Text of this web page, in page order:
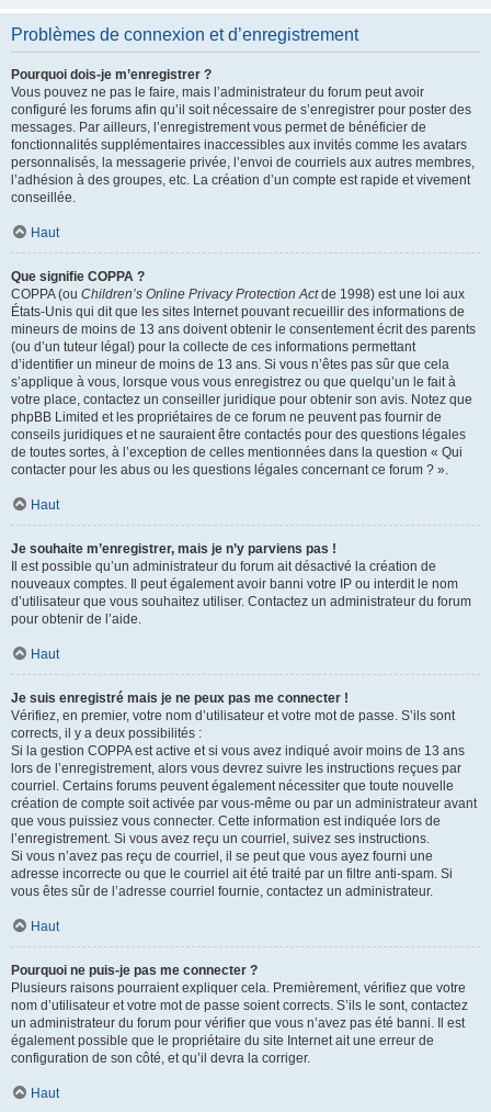
Problèmes de connexion et d’enregistrement
Pourquoi dois-je m’enregistrer ?
Vous pouvez ne pas le faire, mais l’administrateur du forum peut avoir
configuré les forums afin qu’il soit nécessaire de s’enregistrer pour poster des
messages. Par ailleurs, l’enregistrement vous permet de bénéficier de
fonctionnalités supplémentaires inaccessibles aux invités comme les avatars
personnalisés, la messagerie privée, l’envoi de courriels aux autres membres,
l’adhésion à des groupes, etc. La création d’un compte est rapide et vivement
conseillée.
Haut
Que signifie COPPA ?
COPPA (ou Children’s Online Privacy Protection Actde 1998) est une loi aux
États-Unis qui dit que les sites Internet pouvant recueillir des informations de
mineurs de moins de 13 ans doivent obtenir le consentement écrit des parents
(ou d’un tuteur légal) pour la collecte de ces informations permettant
d’identifier un mineur de moins de 13 ans. Si vous n’êtes pas sûr que cela
s’applique à vous, lorsque vous vous enregistrez ou que quelqu’un le fait à
votre place, contactez un conseiller juridique pour obtenir son avis. Notez que
phpBB Limited et les propriétaires de ce forum ne peuvent pas fournir de
conseils juridiques et ne sauraient être contactés pour des questions légales
de toutes sortes, à l’exception de celles mentionnées dans la question « Qui
contacter pour les abus ou les questions légales concernant ce forum ? ».
Haut
Je souhaite m’enregistrer, mais je n’y parviens pas !
Il est possible qu’un administrateur du forum ait désactivé la création de
nouveaux comptes. Il peut également avoir banni votre IP ou interdit le nom
d’utilisateur que vous souhaitez utiliser. Contactez un administrateur du forum
pour obtenir de l’aide.
Haut
Je suis enregistré mais je ne peux pas me connecter !
Vérifiez, en premier, votre nom d’utilisateur et votre mot de passe. S’ils sont
corrects, il y a deux possibilités :
Si la gestion COPPA est active et si vous avez indiqué avoir moins de 13 ans
lors de l’enregistrement, alors vous devrez suivre les instructions reçues par
courriel. Certains forums peuvent également nécessiter que toute nouvelle
création de compte soit activée par vous-même ou par un administrateur avant
que vous puissiez vous connecter. Cette information est indiquée lors de
l’enregistrement. Si vous avez reçu un courriel, suivez ses instructions.
Si vous n’avez pas reçu de courriel, il se peut que vous ayez fourni une
adresse incorrecte ou que le courriel ait été traité par un filtre anti-spam. Si
vous êtes sûr de l’adresse courriel fournie, contactez un administrateur.
Haut
Pourquoi ne puis-je pas me connecter ?
Plusieurs raisons pourraient expliquer cela. Premièrement, vérifiez que votre
nom d’utilisateur et votre mot de passe soient corrects. S’ils le sont, contactez
un administrateur du forum pour vérifier que vous n’avez pas été banni. Il est
également possible que le propriétaire du site Internet ait une erreur de
configuration de son côté, et qu’il devra la corriger.
Haut